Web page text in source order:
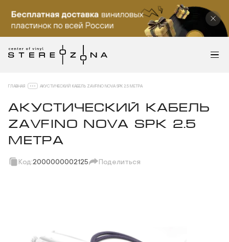
ГЛАВНАЯ АКУСТИЧЕСКИЙ КАБЕЛЬ ZAVFINO NOVA SPK 2.5 МЕТРА
АКУСТИЧЕСКИЙ КАБЕЛЬ
ZAVFINO NOVA SPK 2.5
МЕТРА
Код:2000000002125 Поделиться